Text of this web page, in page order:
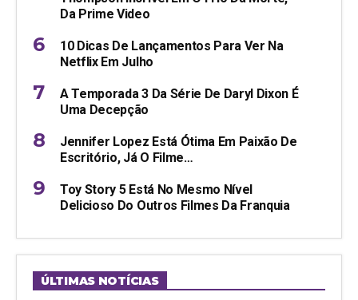
Da Prime Video
10 Dicas De Lançamentos Para Ver Na
Netflix Em Julho
A Temporada 3 Da Série De Daryl Dixon É
Uma Decepção
Jennifer Lopez Está Ótima Em Paixão De
Escritório, Já O Filme…
Toy Story 5 Está No Mesmo Nível
Delicioso Do Outros Filmes Da Franquia
ÚLTIMAS NOTÍCIAS